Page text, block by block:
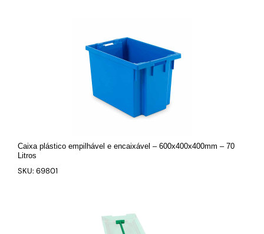
Caixa plástico empilhável e encaixável – 600x400x400mm – 70
Litros
SKU: 69801